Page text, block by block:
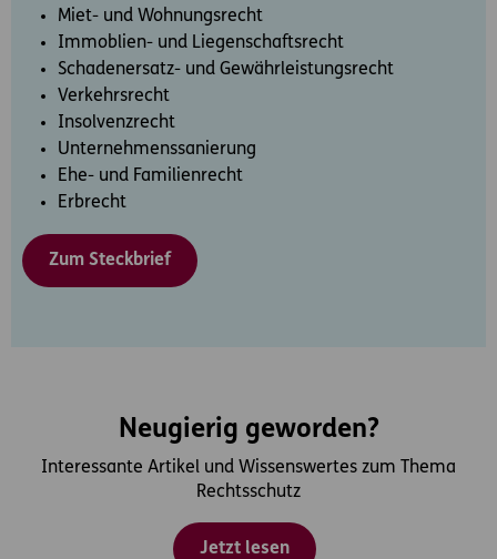
Miet- und Wohnungsrecht
Immoblien- und Liegenschaftsrecht
Schadenersatz- und Gewährleistungsrecht
Verkehrsrecht
Insolvenzrecht
Unternehmenssanierung
Ehe- und Familienrecht
Erbrecht
Zum Steckbrief
Neugierig geworden?
Interessante Artikel und Wissenswertes zum Thema
Rechtsschutz
Jetzt lesen